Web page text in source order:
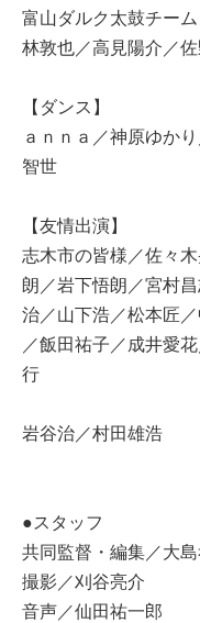
富山ダルク太鼓チーム
林敦也／高見陽介／
【ダンス】
ａｎｎａ／神原ゆか
智世
【友情出演】
志木市の皆様／佐々
朗／岩下悟朗／宮村
治／山下浩／松本匠
／飯田祐子／成井愛
行
岩谷治／村田雄浩
●スタッフ
共同監督・編集／大
撮影／刈谷亮介
音声／仙田祐一郎